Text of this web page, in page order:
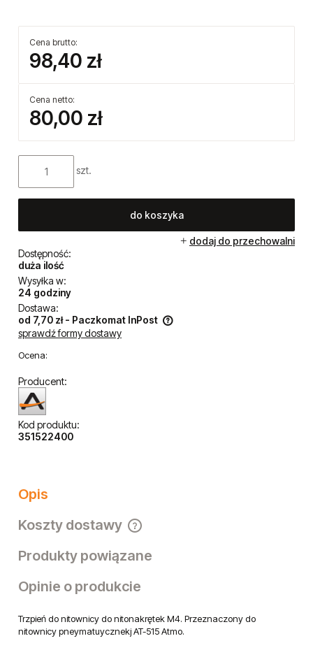
Cena brutto:
98,40 zł
Cena netto:
80,00 zł
szt.
do koszyka
dodaj do przechowalni
Dostępność:
duża ilość
Wysyłka w:
24 godziny
Dostawa:
od 7,70 zł - Paczkomat InPost
Cena nie zawiera ewentualnych kosztów płatności
sprawdź formy dostawy
Ocena:
Producent:
Kod produktu:
351522400
Opis
Koszty dostawy
Cena nie zawiera ewentualnych kosztów płatności
Produkty powiązane
Opinie o produkcie
Trzpień do nitownicy do nitonakrętek M4. Przeznaczony do
nitownicy pneymatuycznekj AT-515 Atmo.